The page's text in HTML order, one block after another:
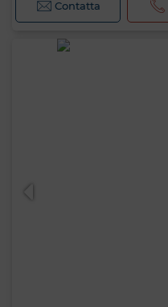
Contatta